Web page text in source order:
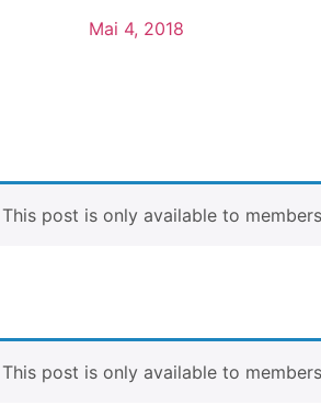
Mai 4, 2018
post is only available to
post is only available to